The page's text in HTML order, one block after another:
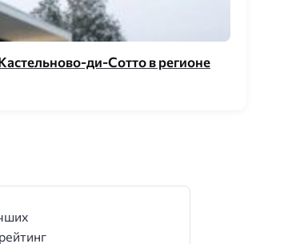
ди-Сотто в регионе